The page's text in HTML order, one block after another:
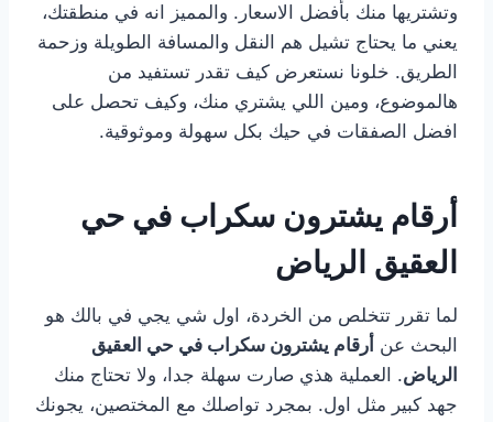
وتشتريها منك بأفضل الاسعار. والمميز انه في منطقتك،
يعني ما يحتاج تشيل هم النقل والمسافة الطويلة وزحمة
الطريق. خلونا نستعرض كيف تقدر تستفيد من
هالموضوع، ومين اللي يشتري منك، وكيف تحصل على
افضل الصفقات في حيك بكل سهولة وموثوقية.
أرقام يشترون سكراب في حي
العقيق الرياض
لما تقرر تتخلص من الخردة، اول شي يجي في بالك هو
البحث عن أرقام يشترون سكراب في حي العقيق
الرياض. العملية هذي صارت سهلة جدا، ولا تحتاج منك
جهد كبير مثل اول. بمجرد تواصلك مع المختصين، يجونك